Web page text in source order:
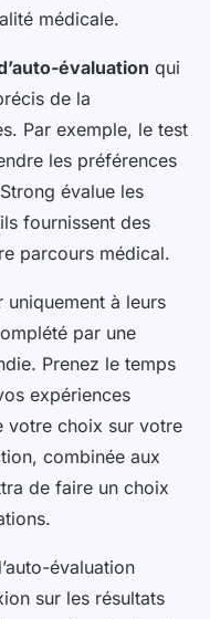
médicale.
évaluation qui
de la
Par exemple, le test
les préférences
évalue les
fournissent des
parcours médical.
à leurs
par une
Prenez le temps
expériences
votre choix sur votre
combinée aux
de faire un choix
évaluation
sur les résultats